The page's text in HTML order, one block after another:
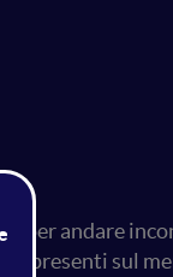
per andare
presenti sul